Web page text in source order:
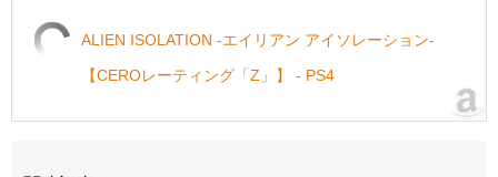
ALIEN ISOLATION -エイリアン アイソレーション-
【CEROレーティング「Z」】 - PS4